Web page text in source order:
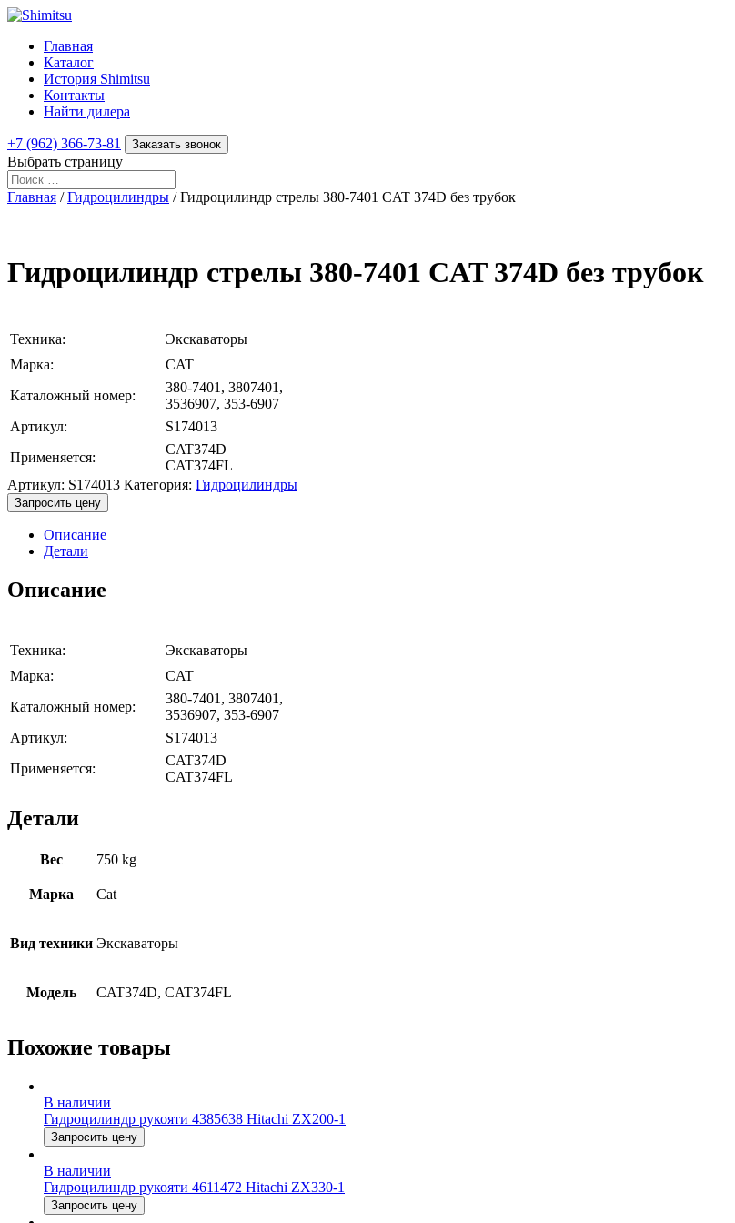
Главная
Каталог
История Shimitsu
Контакты
Найти дилера
+7 (962) 366-73-81 Заказать звонок
Выбрать страницу
Главная /Гидроцилиндры / Гидроцилиндр стрелы 380-7401 CAT 374D без трубок
Гидроцилиндр стрелы 380-7401 CAT 374D без трубок
Техника:
Экскаваторы
Марка:
CAT
Каталожный номер:
380-7401, 3807401,
3536907, 353-6907
Артикул:
S174013
Применяется:
CAT374D
CAT374FL
Артикул: S174013 Категория: Гидроцилиндры
Запросить цену
Описание
Детали
Описание
Техника:
Экскаваторы
Марка:
CAT
Каталожный номер:
380-7401, 3807401,
3536907, 353-6907
Артикул:
S174013
Применяется:
CAT374D
CAT374FL
Детали
Вес 750 kg
Марка Cat
Вид техники Экскаваторы
Модель CAT374D, CAT374FL
Похожие товары
В наличии
Гидроцилиндр рукояти 4385638 Hitachi ZX200-1
Запросить цену
В наличии
Гидроцилиндр рукояти 4611472 Hitachi ZX330-1
Запросить цену